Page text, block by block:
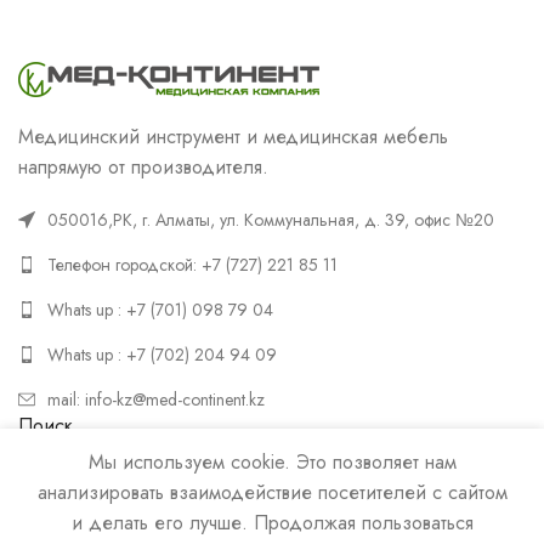
Медицинский инструмент и медицинская мебель
напрямую от производителя.
050016,РК, г. Алматы, ул. Коммунальная, д. 39, офис №20
Телефон городской: +7 (727) 221 85 11
Whats up : +7 (701) 098 79 04
Whats up : +7 (702) 204 94 09
mail: info-kz@med-continent.kz
Поиск
ПОИСК
Мы используем cookie. Это позволяет нам
анализировать взаимодействие посетителей с сайтом
и делать его лучше. Продолжая пользоваться